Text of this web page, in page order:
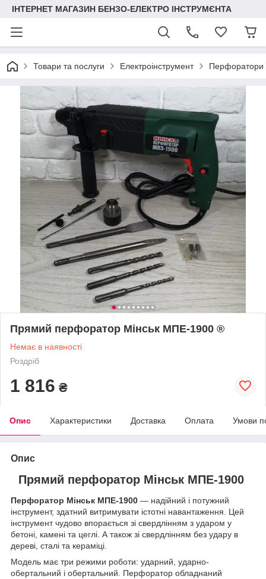
ІНТЕРНЕТ МАГАЗИН БЕНЗО-ЕЛЕКТРО ІНСТРУМЄНТА
Товари та послуги Електроінструмент Перфоратори
Прямий перфоратор Мінськ МПЕ-1900 ®
Немає в наявності
Роздріб
1 816 ₴
Опис Характеристики Доставка Оплата Умови
Опис
Прямий перфоратор Мінськ МПЕ-1900
Перфоратор Мінськ МПЕ-1900 — надійний і потужний
інструмент, здатний витримувати істотні навантаження. Цей
інструмент чудово впорається зі свердлінням з ударом у
бетоні, камені та цеглі. А також зі свердлінням без удару в
дереві, сталі та кераміці.
Модель має три режими роботи: ударний, ударно-
обертальний і обертальний. Перфоратор обладнаний